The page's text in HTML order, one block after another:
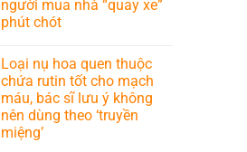
người mua nhà “quay xe”
phút chót
Loại nụ hoa quen thuộc
chứa rutin tốt cho mạch
máu, bác sĩ lưu ý không
nên dùng theo ‘truyền
miệng’